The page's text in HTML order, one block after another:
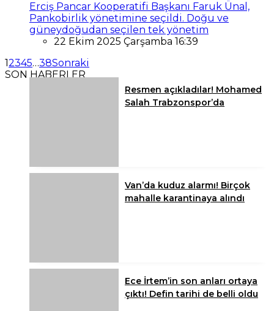
Erciş Pancar Kooperatifi Başkanı Faruk Ünal,
Pankobirlik yönetimine seçildi. Doğu ve
güneydoğudan seçilen tek yönetim
22 Ekim 2025 Çarşamba 16:39
12345…38Sonraki
SON HABERLER
Resmen açıkladılar! Mohamed
Salah Trabzonspor’da
Van’da kuduz alarmı! Birçok
mahalle karantinaya alındı
Ece İrtem’in son anları ortaya
çıktı! Defin tarihi de belli oldu